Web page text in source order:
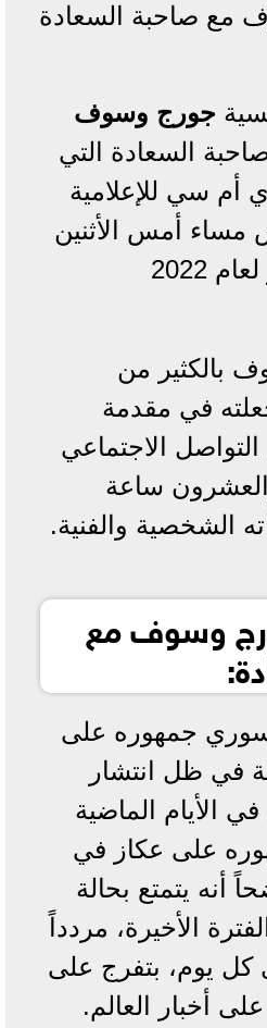
مع صاحبة السعادة
جورج وسوف
السعادة التي
أم سي للإعلامية
مساء أمس الأثنين
بالكثير من
في مقدمة
التواصل الاجتماعي
ساعة
الشخصية والفنية.
وسوف مع
جمهوره على
في ظل انتشار
في الأيام الماضية
على عكاز في
أنه يتمتع بحالة
الأخيرة، مردداً
يوم، بتفرج على
أخبار العالم.